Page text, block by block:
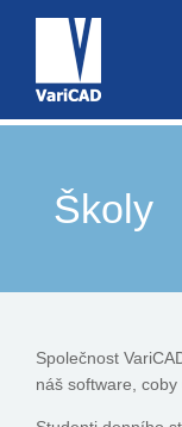
Školy
Společnost
náš software,